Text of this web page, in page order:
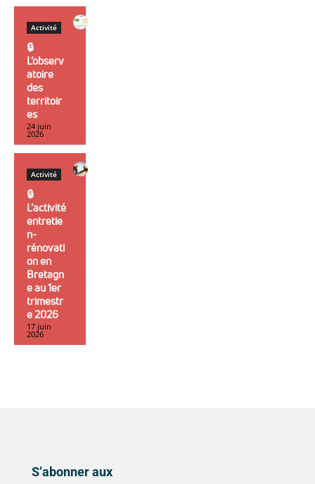
Activité
🔒︎
L’observ
atoire
des
territoir
es
24 juin
2026
Activité
🔒︎
L’activité
entretie
n-
rénovati
on en
Bretagn
e au 1er
trimestr
e 2026
17 juin
2026
S’abonner aux